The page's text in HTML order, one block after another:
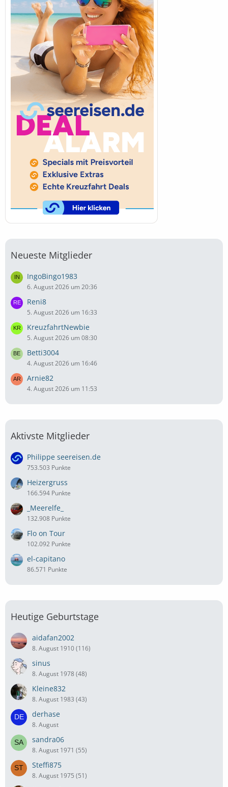
Neueste Mitglieder
IngoBingo1983
6. August 2026 um 20:36
Reni8
5. August 2026 um 16:33
KreuzfahrtNewbie
5. August 2026 um 08:30
Betti3004
4. August 2026 um 16:46
Arnie82
4. August 2026 um 11:53
Aktivste Mitglieder
Philippe seereisen.de
753.503 Punkte
Heizergruss
166.594 Punkte
_Meerelfe_
132.908 Punkte
Flo on Tour
102.092 Punkte
el-capitano
86.571 Punkte
Heutige Geburtstage
aidafan2002
8. August 1910 (116)
sinus
8. August 1978 (48)
Kleine832
8. August 1983 (43)
derhase
8. August
sandra06
8. August 1971 (55)
Steffi875
8. August 1975 (51)